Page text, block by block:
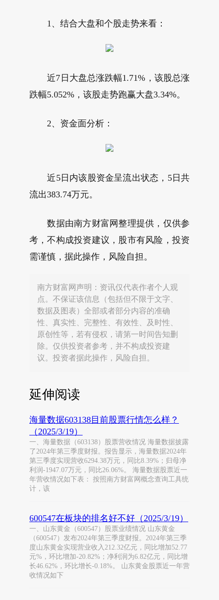
1、结合大盘和个股走势来看：
近7日大盘总涨跌幅1.71%，该股总涨
跌幅5.052%，该股走势跑赢大盘3.34%。
2、资金面分析：
近5日内该股资金呈流出状态，5日共
流出383.74万元。
数据由南方财富网整理提供，仅供参
考，不构成投资建议，股市有风险，投资
需谨慎，据此操作，风险自担。
南方财富网声明：资讯仅代表作者个人观
点。不保证该信息（包括但不限于文字、
数据及图表）全部或者部分内容的准确
性、真实性、完整性、有效性、及时性、
原创性等，若有侵权，请第一时间告知删
除。仅供投资者参考，并不构成投资建
议。投资者据此操作，风险自担。
延伸阅读
海量数据603138目前股票行情怎么样？
（2025/3/19）
一、海量数据（603138）股票营收情况 海量数据披露
了2024年第三季度财报。报告显示，海量数据2024年
第三季度实现营收6294.38万元，同比8.39%；归母净
利润-1947.07万元，同比26.06%。 海量数据股票近一
年营收情况如下表： 按照南方财富网概念查询工具统
计，该
600547在板块的排名好不好（2025/3/19）
一、山东黄金（600547）股票业绩情况 山东黄金
（600547）发布2024年第三季度财报。2024年第三季
度山东黄金实现营业收入212.32亿元，同比增加52.77
元%，环比增加-20.82%；净利润为6.82亿元，同比增
长46.62%，环比增长-0.18%。 山东黄金股票近一年营
收情况如下